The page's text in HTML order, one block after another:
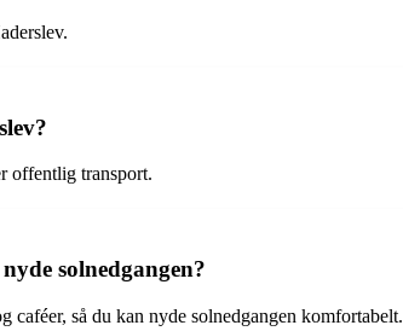
offentlig transport.
solnedgangen?
caféer, så du kan nyde solnedgangen komfortabelt.